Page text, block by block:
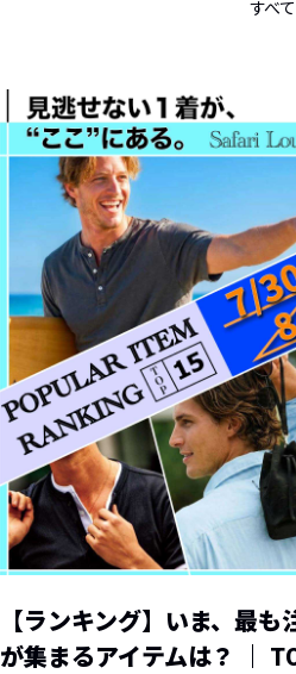
すべ
【ランキング】いま、最も
が集まるアイテムは？ ｜